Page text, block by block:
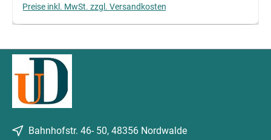
Preise inkl. MwSt. zzgl. Versandkosten
Bahnhofstr. 46- 50, 48356 Nordwalde